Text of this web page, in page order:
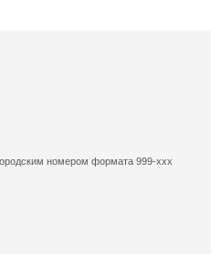
номером формата 999-ххх